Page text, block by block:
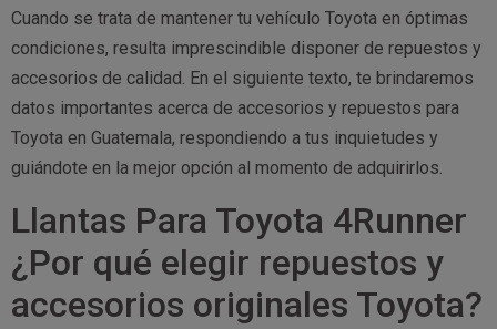
Cuando se trata de mantener tu vehículo Toyota en óptimas
condiciones, resulta imprescindible disponer de repuestos y
accesorios de calidad. En el siguiente texto, te brindaremos
datos importantes acerca de accesorios y repuestos para
Toyota en Guatemala, respondiendo a tus inquietudes y
guiándote en la mejor opción al momento de adquirirlos.
Llantas Para Toyota 4Runner
¿Por qué elegir repuestos y
accesorios originales Toyota?